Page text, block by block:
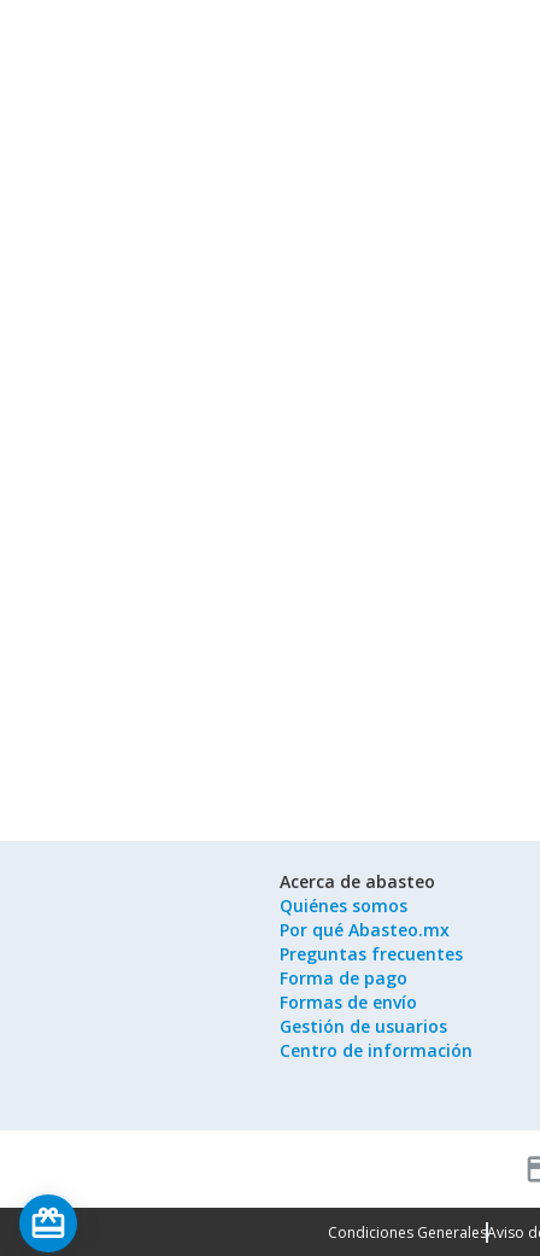
Acerca de abasteo
Quiénes somos
Por qué Abasteo.mx
Preguntas frecuentes
Forma de pago
Formas de envío
Gestión de usuarios
Centro de información
Condiciones GeneralesAviso
card_giftcard